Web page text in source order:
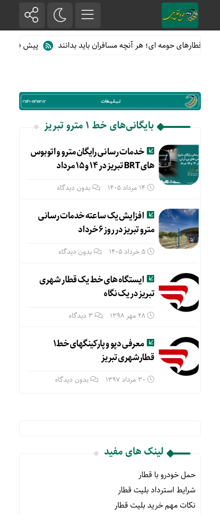
از قطارهای حومه ای؛ هر آنچه مسافران باید بدانند پیش فروش
بایگانی‌های خط 1 مترو تبریز
خدمات رسانی رایگان مترو و اتوبوس
های BRT تبریز در ۱۴ و ۱۵ مرداد
14 مرداد 1405 بدون دیدگاه
افزایش یک ساعته خدمات رسانی
مترو تبریز در روز ۶ خرداد
5 خرداد 1405 بدون دیدگاه
ایستگاه های خط یک قطار شهری
تبریز در یک نگاه
28 مهر 1398 3 دیدگاه
معرفی دپو و پارکینگهای خط۱
قطارشهری تبریز
30 مرداد 1397 بدون دیدگاه
لینک های مفید
حمل خودرو با قطار
شرایط استرداد بلیت قطار
نکات مهم خرید بلیت قطار